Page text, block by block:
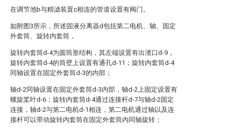
在调节池b与精滤装置c相连的管道设置有阀门。
如附图3所示，所述固液分离器d包括第二电机、轴、固定
外套筒、旋转内套筒，
旋转内套筒d-4为圆筒形结构，其左端设置有出渣口d-9，
旋转内套筒d-4的筒壁上设置有通孔d-11；旋转内套筒d-4
同轴设置在固定外套筒d-3的内部；
轴d-2同轴设置在固定外套筒d-3内部，轴d-2上固定设置有
螺旋桨叶d-6；旋转内套筒d-4通过连接杆d-7与轴d-2固定
连接，轴d-2与第二电机d-1相连，第二电机通过轴以及连
接杆可以带动旋转内套筒在固定外套筒内同轴旋转；